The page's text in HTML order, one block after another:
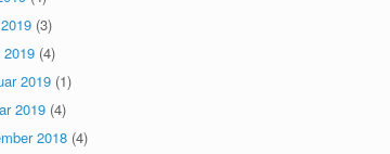
(3)
2019 (4)
2019 (1)
2019 (4)
2018 (4)